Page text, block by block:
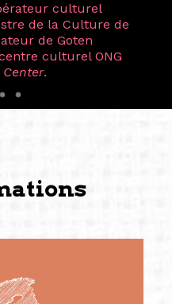
culturel
de la Culture de
de Goten
culturel ONG
.